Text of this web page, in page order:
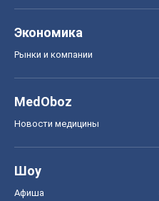
Экономика
Рынки и компании
MedOboz
Новости медицины
Шоу
Афиша